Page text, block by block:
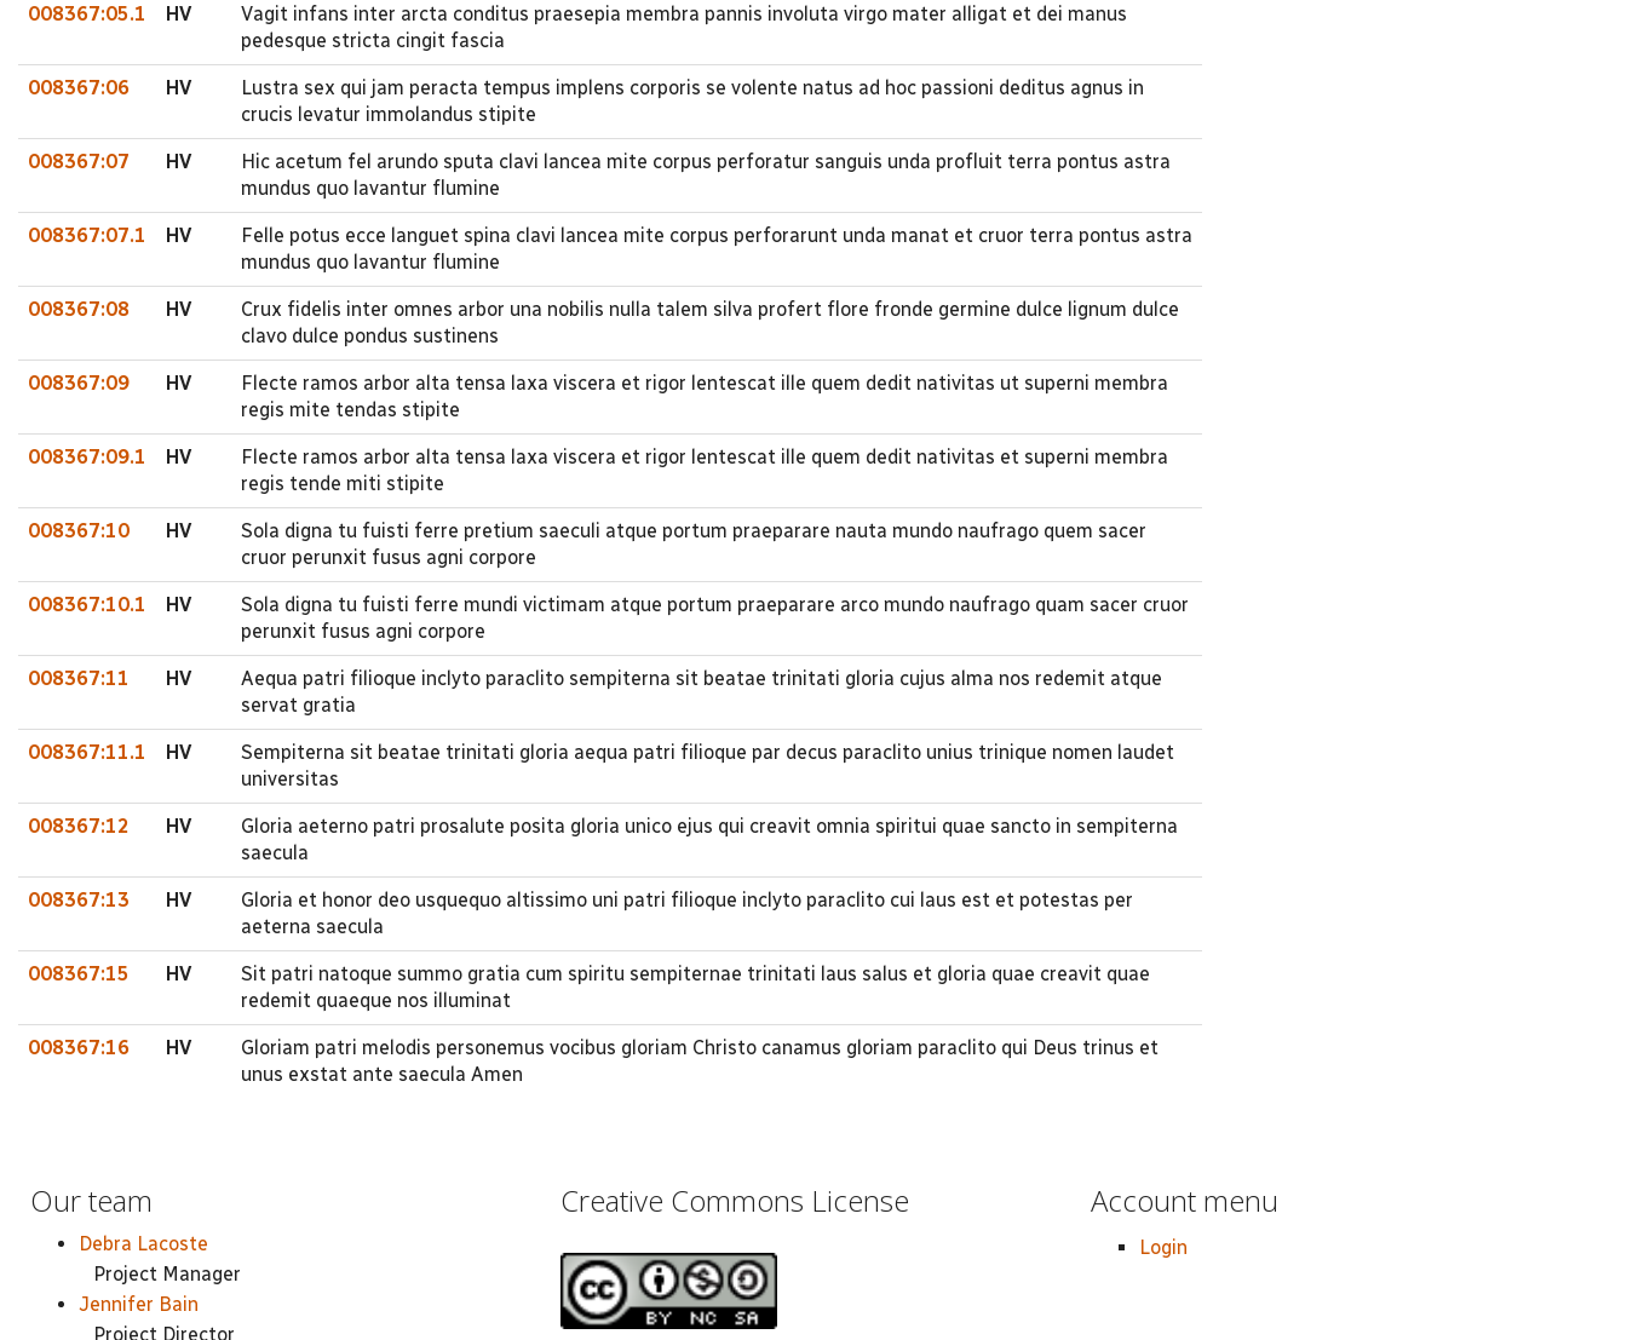
008367:05.1 HV
Vagit infans inter arcta conditus praesepia membra pannis involuta virgo mater alligat et dei manus
pedesque stricta cingit fascia
008367:06 HV
Lustra sex qui jam peracta tempus implens corporis se volente natus ad hoc passioni deditus agnus in
crucis levatur immolandus stipite
008367:07 HV
Hic acetum fel arundo sputa clavi lancea mite corpus perforatur sanguis unda profluit terra pontus astra
mundus quo lavantur flumine
008367:07.1 HV
Felle potus ecce languet spina clavi lancea mite corpus perforarunt unda manat et cruor terra pontus astra
mundus quo lavantur flumine
008367:08 HV
Crux fidelis inter omnes arbor una nobilis nulla talem silva profert flore fronde germine dulce lignum dulce
clavo dulce pondus sustinens
008367:09 HV
Flecte ramos arbor alta tensa laxa viscera et rigor lentescat ille quem dedit nativitas ut superni membra
regis mite tendas stipite
008367:09.1 HV
Flecte ramos arbor alta tensa laxa viscera et rigor lentescat ille quem dedit nativitas et superni membra
regis tende miti stipite
008367:10 HV
Sola digna tu fuisti ferre pretium saeculi atque portum praeparare nauta mundo naufrago quem sacer
cruor perunxit fusus agni corpore
008367:10.1 HV
Sola digna tu fuisti ferre mundi victimam atque portum praeparare arco mundo naufrago quam sacer cruor
perunxit fusus agni corpore
008367:11 HV
Aequa patri filioque inclyto paraclito sempiterna sit beatae trinitati gloria cujus alma nos redemit atque
servat gratia
008367:11.1 HV
Sempiterna sit beatae trinitati gloria aequa patri filioque par decus paraclito unius trinique nomen laudet
universitas
008367:12 HV
Gloria aeterno patri prosalute posita gloria unico ejus qui creavit omnia spiritui quae sancto in sempiterna
saecula
008367:13 HV
Gloria et honor deo usquequo altissimo uni patri filioque inclyto paraclito cui laus est et potestas per
aeterna saecula
008367:15 HV
Sit patri natoque summo gratia cum spiritu sempiternae trinitati laus salus et gloria quae creavit quae
redemit quaeque nos illuminat
008367:16 HV
Gloriam patri melodis personemus vocibus gloriam Christo canamus gloriam paraclito qui Deus trinus et
unus exstat ante saecula Amen
Our team
Debra Lacoste
Project Manager
Jennifer Bain
Project Director
Creative Commons License Account menu
Login